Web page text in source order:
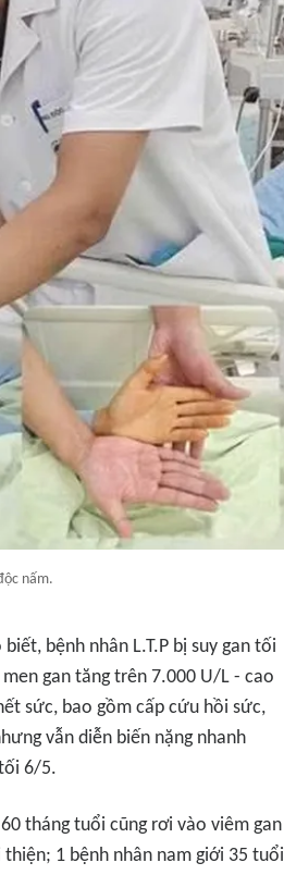
nấm.
bệnh nhân L.T.P bị suy gan tối
gan tăng trên 7.000 U/L - cao
sức, bao gồm cấp cứu hồi sức,
vẫn diễn biến nặng nhanh
6/5.
tháng tuổi cũng rơi vào viêm gan
1 bệnh nhân nam giới 35 tuổi